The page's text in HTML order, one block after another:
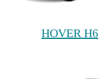
HOVER H6